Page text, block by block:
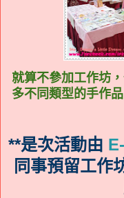
就算不參加工作坊
多不同類型的手作
**是次活動由
同事預留工作